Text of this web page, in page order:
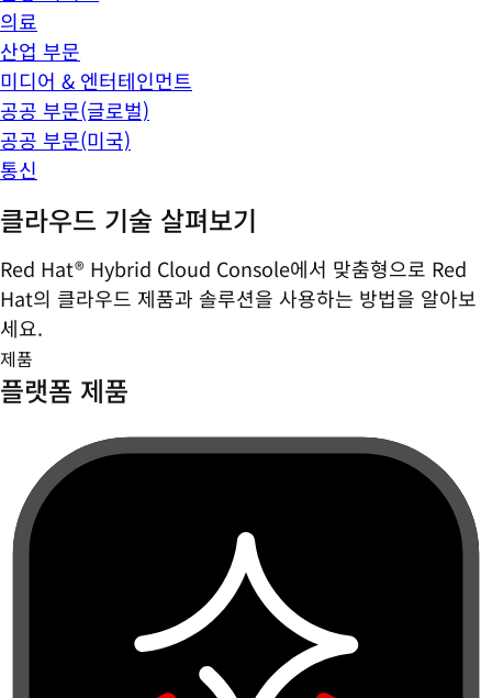
의료
산업 부문
미디어 & 엔터테인먼트
공공 부문(글로벌)
공공 부문(미국)
통신
클라우드 기술 살펴보기
Red Hat® Hybrid Cloud Console에서 맞춤형으로 Red
Hat의 클라우드 제품과 솔루션을 사용하는 방법을 알아보
세요.
제품
플랫폼 제품